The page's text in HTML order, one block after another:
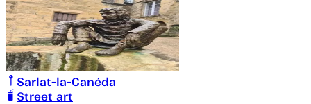
Sarlat-la-Canéda
Street art